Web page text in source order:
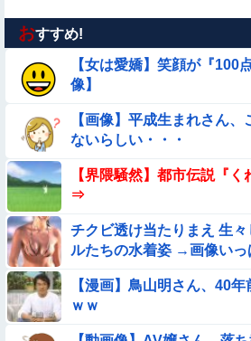
【動画】 女子中学生さん、タクシー運
亡……
【動画】小池栄子似のGカップ女子高
襲われてオッパイ揉まれた」
【悲報】ま～んさん、ドッキリにひ
画】
【画像】プールで水着が脱げちゃった
ｗｗｗ
【問題】全員受かると話題の『自衛隊
【→】
★【画像】この飲み物覚えてるやつ0人
【画像】お前らこの超美人が整形か否
おすすめ!
【女は愛嬌】笑顔が『100
像】
【画像】平成生まれさん
ないらしい・・・
【界隈騒然】都市伝説『
⇒
チクビ透け当たりまえ 生
ルたちの水着姿 →画像いっ
【漫画】鳥山明さん、40
ｗｗ